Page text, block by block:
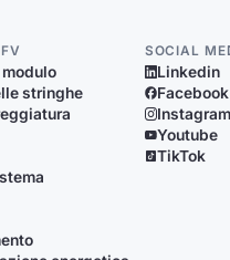
stringhe
SOCIAL
Linkedin
Facebook
Instagram
Youtube
TikTok